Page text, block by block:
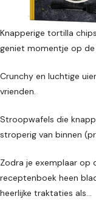
Knapperige tortilla
geniet momentje op de
Crunchy en luchtige
vrienden.
Stroopwafels die
stroperig van binnen
Zodra je exemplaar
receptenboek heen
heerlijke traktaties als…